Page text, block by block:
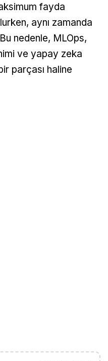
fayda
aynı zamanda
nedenle, MLOps,
ve yapay zeka
parçası haline